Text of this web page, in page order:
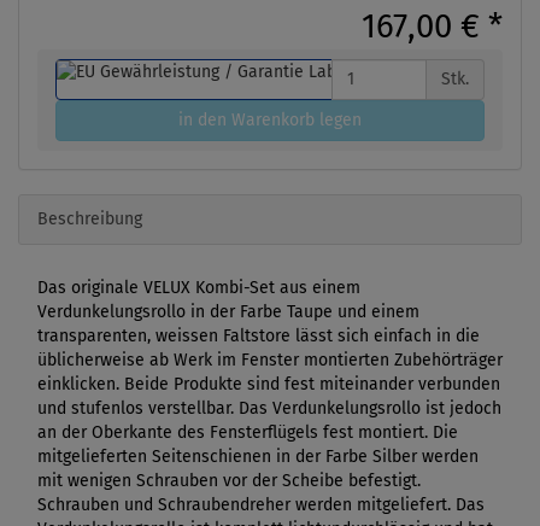
167,00 € *
Stk.
in den Warenkorb legen
Beschreibung
Das originale VELUX Kombi-Set aus einem
Verdunkelungsrollo in der Farbe Taupe und einem
transparenten, weissen Faltstore lässt sich einfach in die
üblicherweise ab Werk im Fenster montierten Zubehörträger
einklicken. Beide Produkte sind fest miteinander verbunden
und stufenlos verstellbar. Das Verdunkelungsrollo ist jedoch
an der Oberkante des Fensterflügels fest montiert. Die
mitgelieferten Seitenschienen in der Farbe Silber werden
mit wenigen Schrauben vor der Scheibe befestigt.
Schrauben und Schraubendreher werden mitgeliefert. Das